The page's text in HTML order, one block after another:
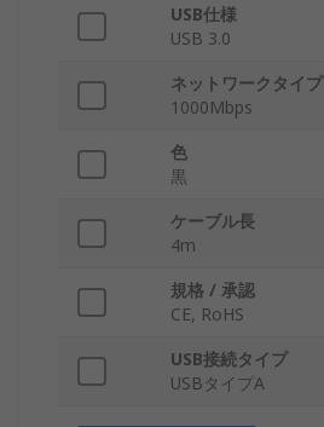
USB仕様
USB 3.0
ネットワークタイプ
1000Mbps
色
黒
ケーブル長
4m
規格 / 承認
CE, RoHS
USB接続タイプ
USBタイプA